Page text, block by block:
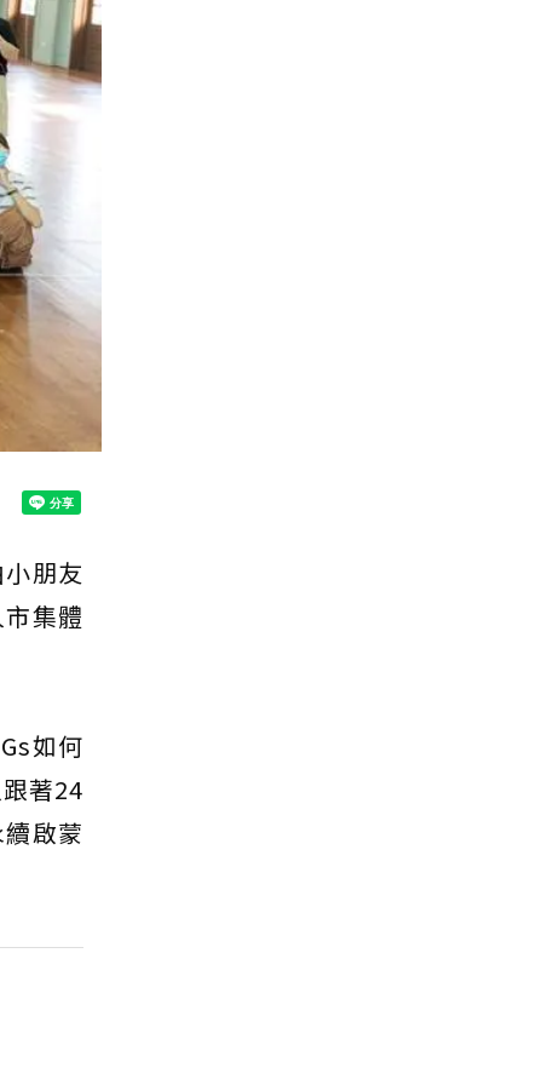
朋友
集體
如何
著24
啟蒙